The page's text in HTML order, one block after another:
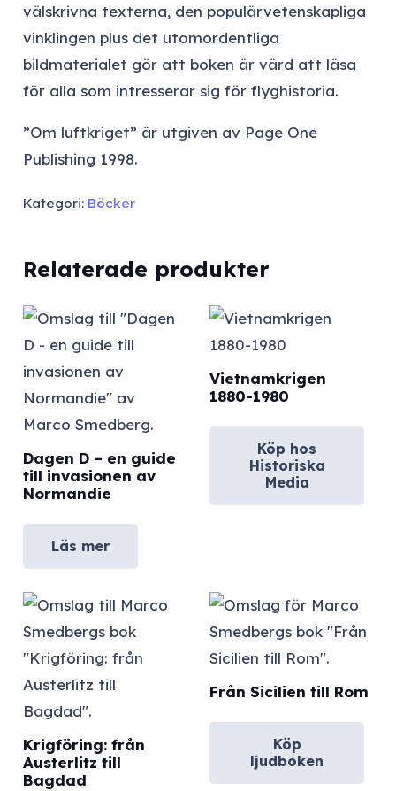
välskrivna texterna, den populärvetenskapliga
vinklingen plus det utomordentliga
bildmaterialet gör att boken är värd att läsa
för alla som intresserar sig för flyghistoria.
”Om luftkriget” är utgiven av Page One
Publishing 1998.
Kategori: Böcker
Relaterade produkter
Dagen D – en guide
till invasionen av
Normandie
Läs mer
Vietnamkrigen
1880-1980
Köp hos
Historiska
Media
Krigföring: från
Austerlitz till
Bagdad
Från Sicilien till Rom
Köp
ljudboken